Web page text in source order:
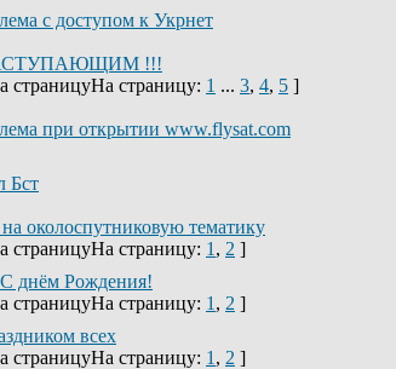
с доступом к Укрнет
!!!
На страницу: 1 ... 3, 4, 5 ]
при открытии www.flysat.com
Бст
околоспутниковую тематику
На страницу: 1 , 2 ]
днём Рождения!
На страницу: 1 , 2 ]
всех
На страницу: 1 , 2 ]